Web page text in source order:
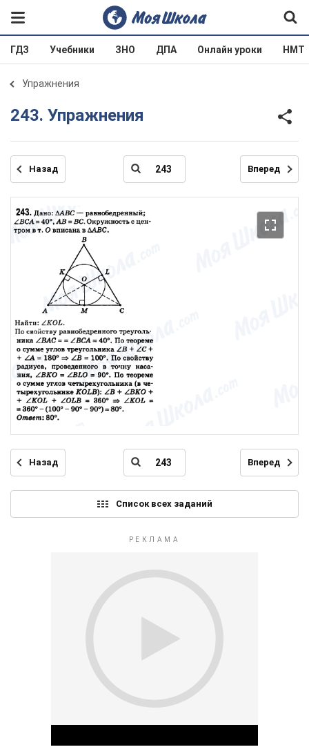
ГДЗ Учебники ЗНО ДПА Онлайн уроки НМТ
Упражнения
243. Упражнения
Назад Вперед
Назад Вперед
Список всех заданий